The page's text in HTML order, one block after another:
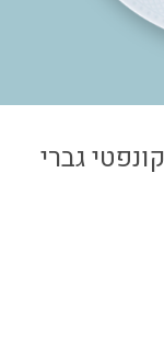
גברי